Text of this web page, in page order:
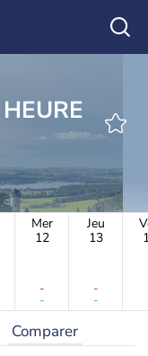
Mer
12
-
-
Jeu
13
-
-
Comparer